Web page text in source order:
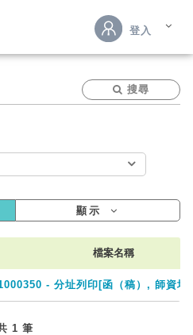
登入
搜尋
顯示
檔案名稱
- 分址列印[函（稿）, 師資
1 筆